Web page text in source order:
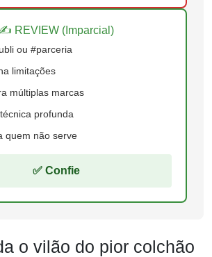
✍️ REVIEW (Imparcial)
ou #parceria
limitações
múltiplas marcas
profunda
quem não serve
✅ Confie
o vilão do pior colchão